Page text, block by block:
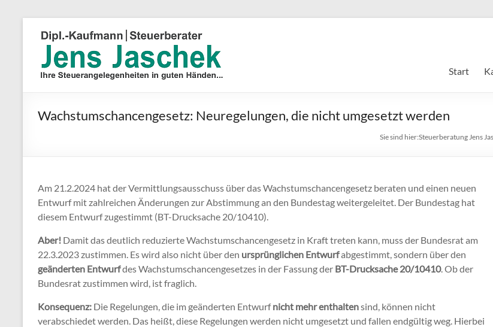
Start
Wachstumschancengesetz: Neuregelungen, die nicht umgesetzt werden
Sie sind hier:Steuerberatung Jens
Am 21.2.2024 hat der Vermittlungsausschuss über das Wachstumschancengesetz beraten und einen neuen
Entwurf mit zahlreichen Änderungen zur Abstimmung an den Bundestag weitergeleitet. Der Bundestag hat
diesem Entwurf zugestimmt (BT-Drucksache 20/10410).
Aber! Damit das deutlich reduzierte Wachstumschancengesetz in Kraft treten kann, muss der Bundesrat am
22.3.2023 zustimmen. Es wird also nicht über den ursprünglichen Entwurfabgestimmt, sondern über den
geänderten Entwurfdes Wachstumschancengesetzes in der Fassung der BT-Drucksache 20/10410. Ob der
Bundesrat zustimmen wird, ist fraglich.
Konsequenz: Die Regelungen, die im geänderten Entwurfnicht mehr enthaltensind, können nicht
verabschiedet werden. Das heißt, diese Regelungen werden nicht umgesetzt und fallen endgültig weg. Hierbei